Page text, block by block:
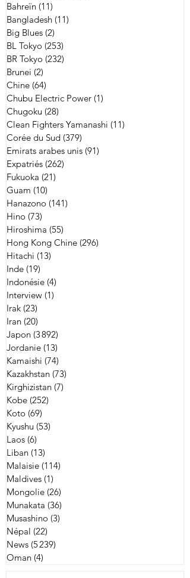
Bahreïn (11)
Bangladesh (11)
Big Blues (2)
BL Tokyo (253)
BR Tokyo (232)
Brunei (2)
Chine (64)
Chubu Electric Power (1)
Chugoku (28)
Clean Fighters Yamanashi (11)
Corée du Sud (379)
Emirats arabes unis (91)
Expatriés (262)
Fukuoka (21)
Guam (10)
Hanazono (141)
Hino (73)
Hiroshima (55)
Hong Kong Chine (296)
Hitachi (13)
Inde (19)
Indonésie (4)
Interview (1)
Irak (23)
Iran (20)
Japon (3 892)
Jordanie (13)
Kamaishi (74)
Kazakhstan (73)
Kirghizistan (7)
Kobe (252)
Koto (69)
Kyushu (53)
Laos (6)
Liban (13)
Malaisie (114)
Maldives (1)
Mongolie (26)
Munakata (36)
Musashino (3)
Népal (22)
News (5 239)
Oman (4)